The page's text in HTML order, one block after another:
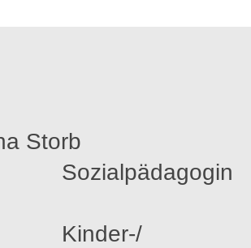
Sozialpädagogin
Kinder-/